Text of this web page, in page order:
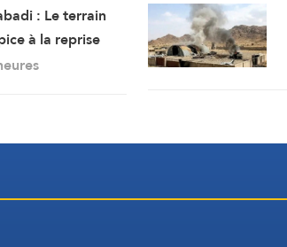
: Le terrain
à la reprise
de